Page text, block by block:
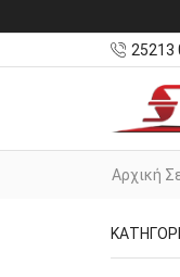
25213
Αρχική